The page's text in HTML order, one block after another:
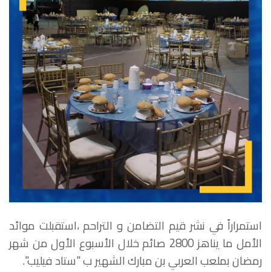
استمراراً في نشر قيم التضامن و التراحم ،استقبلت موائد
الأمل ما يناهز 2800 صائم خلال الأسبوع الأول من شهر
رمضان بملعب العربي بن مبارك الشهير ب "ستاد فيليب".